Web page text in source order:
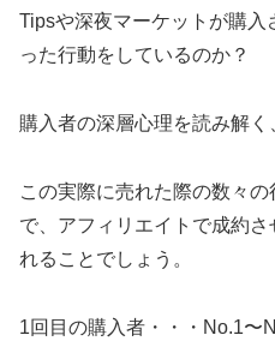
Tipsや深夜マーケットが購
った行動をしているのか？
購入者の深層心理を読み解く
この実際に売れた際の数々
で、アフィリエイトで成約
れることでしょう。
1回目の購入者・・・No.1〜